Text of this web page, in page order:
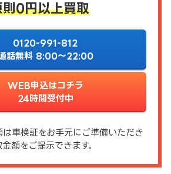
則0円以上買取
0120-991-812
話無料 8:00～22:00
WEB申込はコチラ
24時間受付中
車検証をお手元にご準備いただき
額をご提示できます。